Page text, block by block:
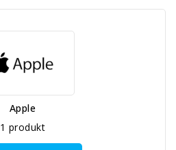
Apple
1 produkt